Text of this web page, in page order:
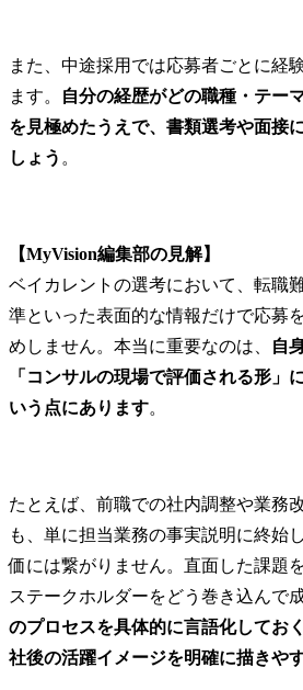
また、中途採用では応募者ごとに経
ます。
自分の経歴がどの職種・テー
を見極めたうえで、書類選考や面接
しょう 。
【MyVision編集部の見解】
ベイカレントの選考において、転職
準といった表面的な情報だけで応募
めしません。本当に重要なのは、
自
「コンサルの現場で評価される形」
いう点にあります。
たとえば、前職での社内調整や業務
も、単に担当業務の事実説明に終始
価には繋がりません。直面した課題
ステークホルダーをどう巻き込んで
のプロセスを具体的に言語化してお
社後の活躍イメージを明確に描きや